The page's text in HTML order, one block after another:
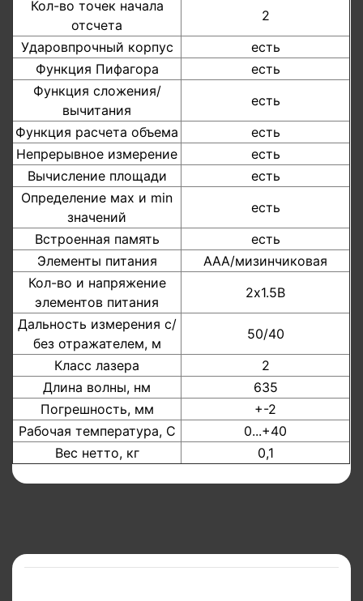
Кол-во точек начала
отсчета
2
Ударовпрочный корпус
есть
Функция Пифагора
есть
Функция сложения/
вычитания
есть
Функция расчета объема
есть
Непрерывное измерение
есть
Вычисление площади
есть
Определение мах и min
значений
есть
Встроенная память
есть
Элементы питания
ААА/мизинчиковая
Кол-во и напряжение
элементов питания
2х1.5В
Дальность измерения с/
без отражателем, м
50/40
Класс лазера
2
Длина волны, нм
635
Погрешность, мм
+-2
Рабочая температура, С
0...+40
Вес нетто, кг
0,1